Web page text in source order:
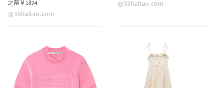
之前￥1894
@55haitao.com
@55haitao.com